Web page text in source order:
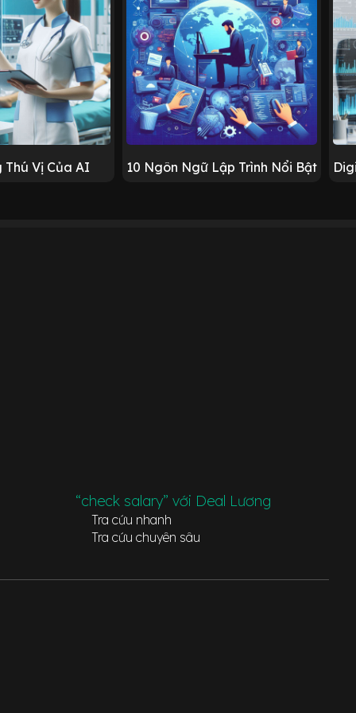
Thú Vị Của AI 10 Ngôn Ngữ Lập Trình Nổi Bật
“check salary” với Deal Lương
Tra cứu nhanh
Tra cứu chuyên sâu